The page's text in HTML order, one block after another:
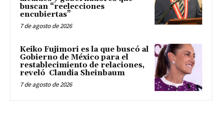
buscan “reelecciones
encubiertas”
7 de agosto de 2026
Keiko Fujimori es la que buscó al
Gobierno de México para el
restablecimiento de relaciones,
reveló Claudia Sheinbaum
7 de agosto de 2026